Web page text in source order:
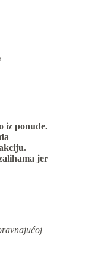
iz ponude.
jer